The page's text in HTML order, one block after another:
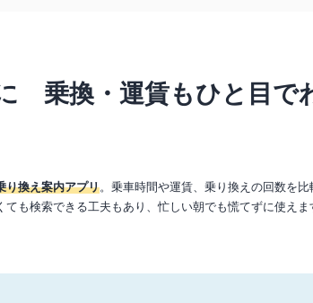
乗換・運賃もひと目で
り換え案内アプリ。乗車時間や運賃、乗り換えの回数を
も検索できる工夫もあり、忙しい朝でも慌てずに使えま